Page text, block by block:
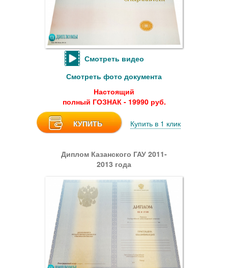
Смотреть видео
Смотреть фото документа
Настоящий
полный ГОЗНАК - 19990 руб.
КУПИТЬ Купить в 1 клик
Диплом Казанского ГАУ 2011-
2013 года